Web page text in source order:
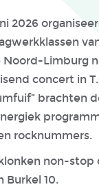
2026
Limburg
concert in
brachten
rocknummers.
klonken non-
Burkel 10.